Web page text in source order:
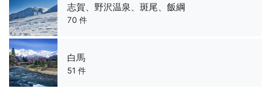
志賀、野沢温泉、斑尾、飯綱
70 件
白馬
51 件